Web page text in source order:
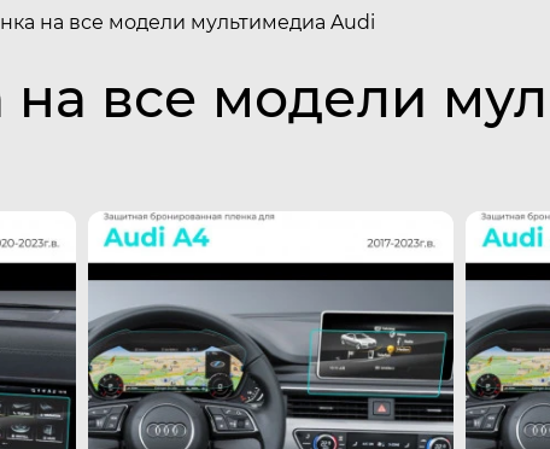
на все модели мультимедиа Audi
все модели